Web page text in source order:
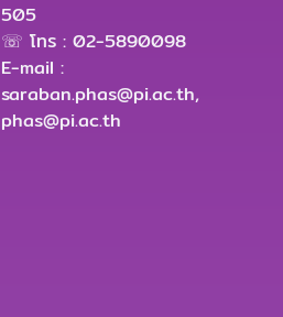
505
☏ โทร : 02-5890098
E-mail :
saraban.phas@pi.ac.th,
phas@pi.ac.th